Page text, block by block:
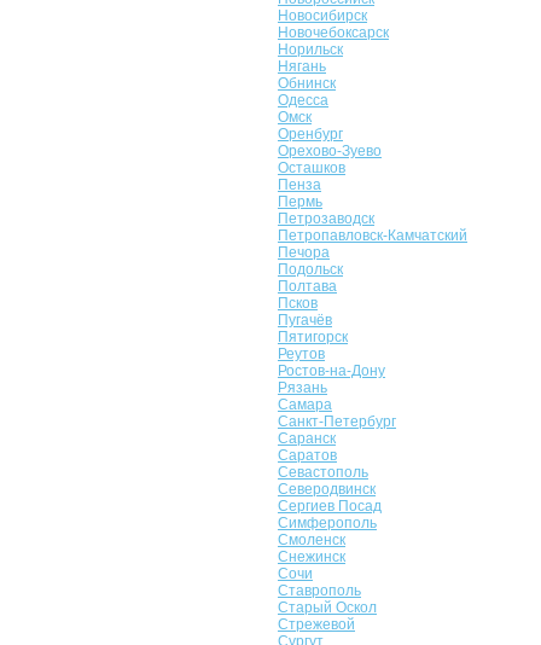
Новосибирск
Новочебоксарск
Норильск
Нягань
Обнинск
Одесса
Омск
Оренбург
Орехово-Зуево
Осташков
Пенза
Пермь
Петрозаводск
Петропавловск-Камчатский
Печора
Подольск
Полтава
Псков
Пугачёв
Пятигорск
Реутов
Ростов-на-Дону
Рязань
Самара
Санкт-Петербург
Саранск
Саратов
Севастополь
Северодвинск
Сергиев Посад
Симферополь
Смоленск
Снежинск
Сочи
Ставрополь
Старый Оскол
Стрежевой
Сургут